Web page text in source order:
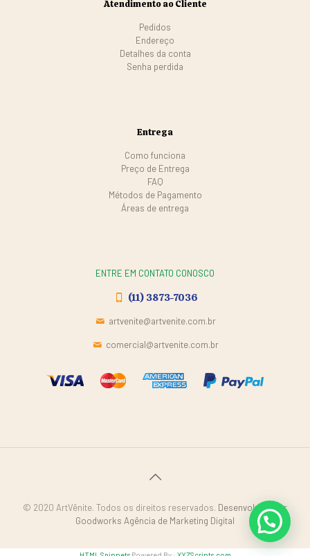
Atendimento ao Cliente
Pedidos
Endereço
Detalhes da conta
Senha perdida
Entrega
Como funciona
Preço de Entrega
FAQ
Métodos de Pagamento
Áreas de entrega
ENTRE EM CONTATO CONOSCO
(11) 3873-7036
artvenite@artvenite.com.br
comercial@artvenite.com.br
© 2020 ArtVênite. Todos os direitos reservados. Desenvolvido por
Goodworks Agência de Marketing Digital